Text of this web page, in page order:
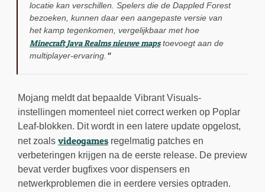
locatie kan verschillen. Spelers die de Dappled Forest
bezoeken, kunnen daar een aangepaste versie van
het kamp tegenkomen, vergelijkbaar met hoe
Minecraft Java Realms nieuwe mapstoevoegt aan de
multiplayer-ervaring.
Mojang meldt dat bepaalde Vibrant Visuals-
instellingen momenteel niet correct werken op Poplar
Leaf-blokken. Dit wordt in een latere update opgelost,
net zoals videogames regelmatig patches en
verbeteringen krijgen na de eerste release. De preview
bevat verder bugfixes voor dispensers en
netwerkproblemen die in eerdere versies optraden.